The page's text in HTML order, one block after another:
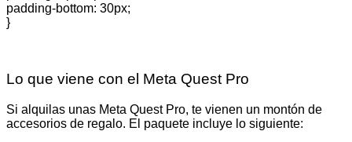
padding-bottom: 30px;
}
Lo que viene con el Meta Quest Pro
Si alquilas unas Meta Quest Pro, te vienen un montón de
accesorios de regalo. El paquete incluye lo siguiente: